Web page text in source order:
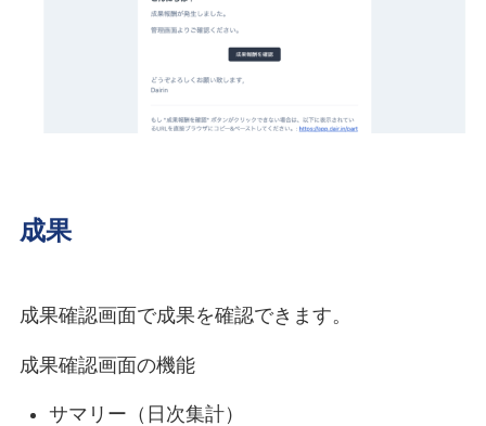
成果
成果確認画面で成果を確認できます。
成果確認画面の機能
サマリー（日次集計）